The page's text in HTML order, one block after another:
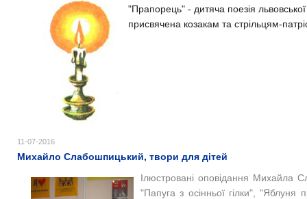
"Прапорець" - дитяча поезія
присвячена козакам та стрільцям-
11-07-2016
Михайло Слабошпицький, твори для дітей
Ілюстровані оповідання Михайла
"Папуга з осінньої гілки", "Яблуня